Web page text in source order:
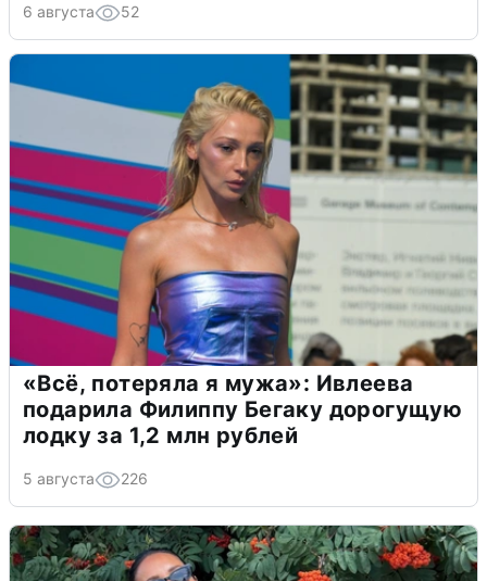
6 августа 52
«Всё, потеряла я мужа»: Ивлеева
подарила Филиппу Бегаку дорогущую
лодку за 1,2 млн рублей
5 августа 226